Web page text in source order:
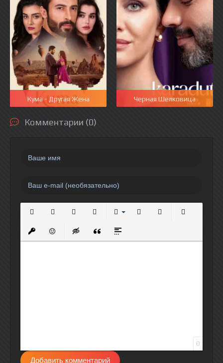
Кума - Другая Жена Черная Шелковица
Комментарии (0)
Вставить защищенную ссылку
Вставить смайлик
Вставка скрытого текста
Вставка цитаты
Вставка спойлера
0
Добавить комментарий